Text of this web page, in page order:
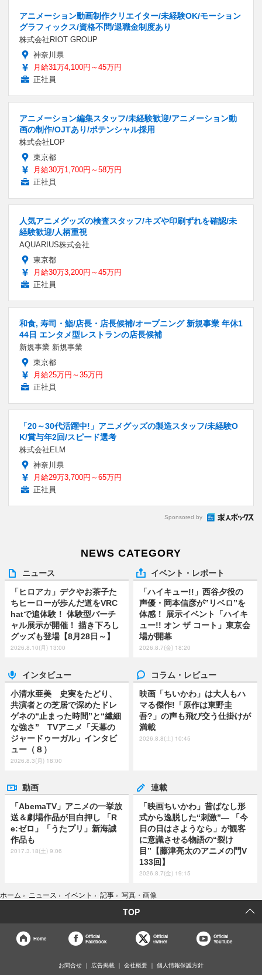
アニメーション動画制作クリエイター/未経験OK/モーション
グラフィックス/資格不問/退職金制度あり
株式会社RIOT GROUP
神奈川県
月給31万4,100円～45万円
正社員
アニメーション編集スタッフ/未経験歓迎/アニメーション動
画の制作/OJTあり/ポテンシャル採用
株式会社LOP
東京都
月給30万1,700円～58万円
正社員
人気アニメグッズの検査スタッフ/キズや印刷ずれを確認/未
経験歓迎/人柄重視
AQUARIUS株式会社
東京都
月給30万3,200円～45万円
正社員
和食, 寿司・鮨/店長・店長候補/オープニング 新規事業 年休1
44日 エンタメ型レストランの店長候補
新規事業 新規事業
東京都
月給25万円～35万円
正社員
「20～30代活躍中!」アニメグッズの製造スタッフ/未経験O
K/賞与年2回/スピード選考
株式会社ELM
神奈川県
月給29万3,700円～65万円
正社員
Sponsored by
NEWS CATEGORY
ニュース
「ヒロアカ」デクやお茶子た
ちヒーローが歩んだ道をVRC
hatで追体験！ 体験型バーチ
ャル展示が開催！ 描き下ろし
グッズも登場【8月28日～】
2026.8.10(月) 13:00
イベント・レポート
「ハイキュー!!」西谷夕役の
声優・岡本信彦が”リベロ”を
体感！ 展示イベント「ハイキ
ュー!! オン ザ コート」東京会
場が開幕
2026.8.7(金) 18:20
インタビュー
小清水亜美 史実をたどり、
共演者との芝居で深めたドレ
ゲネの“止まった時間”と“繊細
な強さ” TVアニメ「天幕の
ジャードゥーガル」インタビ
ュー（８）
2026.8.3(月) 18:00
コラム・レビュー
映画「ちいかわ」は大人もハ
マる傑作!「原作は東野圭
吾?」の声も飛び交う仕掛けが
満載
2026.8.8(土) 10:45
動画
「AbemaTV」アニメの一挙放
送＆劇場作品が目白押し 「R
e:ゼロ」「うたプリ」新海誠
作品も
2017.3.18(土) 9:06
連載
「映画ちいかわ」昔ばなし形
式から逸脱した“刺激”― 「今
日の日はさようなら」が観客
に意識させる物語の“裂け
目”【藤津亮太のアニメの門V
133回】
2026.8.7(金) 19:15
ホーム › ニュース › イベント › 記事 › 写真・画像
TOP
Home
Official
Facebook
Official
twitter
Official
YouTube
お問合せ 広告掲載 会社概要 個人情報保護方針